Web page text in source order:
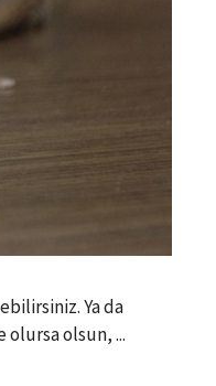
Ya da
olsun, ...